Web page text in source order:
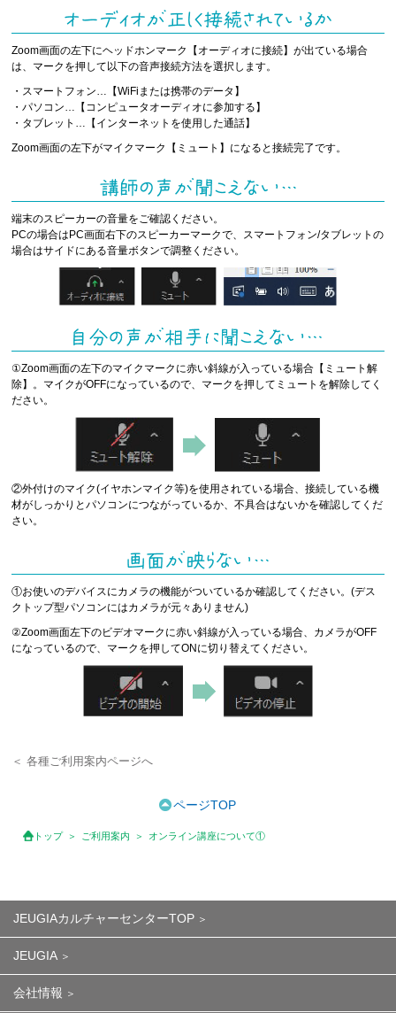
Zoom画面の左下にヘッドホンマーク【オーディオに接続】が出ている場合
は、マークを押して以下の音声接続方法を選択します。
・スマートフォン…【WiFiまたは携帯のデータ】
・パソコン…【コンピュータオーディオに参加する】
・タブレット…【インターネットを使用した通話】
Zoom画面の左下がマイクマーク【ミュート】になると接続完了です。
端末のスピーカーの音量をご確認ください。
PCの場合はPC画面右下のスピーカーマークで、スマートフォン/タブレットの
場合はサイドにある音量ボタンで調整ください。
①Zoom画面の左下のマイクマークに赤い斜線が入っている場合【ミュート解
除】。マイクがOFFになっているので、マークを押してミュートを解除してく
ださい。
②外付けのマイク(イヤホンマイク等)を使用されている場合、接続している機
材がしっかりとパソコンにつながっているか、不具合はないかを確認してくだ
さい。
①お使いのデバイスにカメラの機能がついているか確認してください。(デス
クトップ型パソコンにはカメラが元々ありません)
②Zoom画面左下のビデオマークに赤い斜線が入っている場合、カメラがOFF
になっているので、マークを押してONに切り替えてください。
＜ 各種ご利用案内ページへ
ページTOP
トップ ご利用案内 オンライン講座について①
JEUGIAカルチャーセンターTOP
JEUGIA
会社情報